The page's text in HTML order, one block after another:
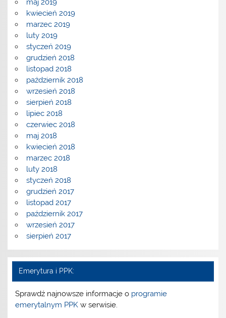
maj 2019
kwiecień 2019
marzec 2019
luty 2019
styczeń 2019
grudzień 2018
listopad 2018
październik 2018
wrzesień 2018
sierpień 2018
lipiec 2018
czerwiec 2018
maj 2018
kwiecień 2018
marzec 2018
luty 2018
styczeń 2018
grudzień 2017
listopad 2017
październik 2017
wrzesień 2017
sierpień 2017
Emerytura i PPK:
Sprawdź najnowsze informacje o programie
emerytalnym PPK w serwisie.